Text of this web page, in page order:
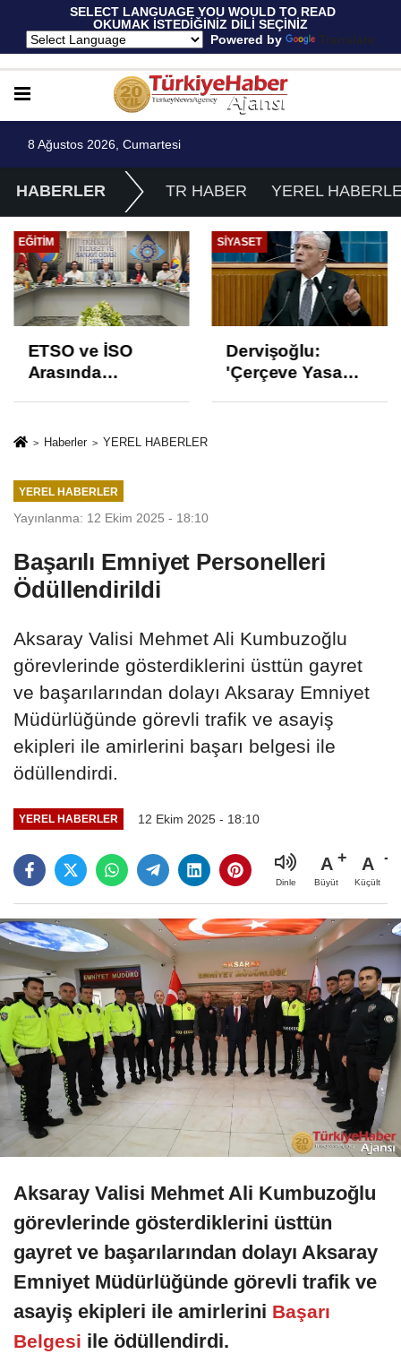
SELECT LANGUAGE YOU WOULD TO READ
OKUMAK İSTEDİĞİNİZ DİLİ SEÇİNİZ
Powered by
Translate
8 Ağustos 2026, Cumartesi
HABERLER TR HABER YEREL
EĞITIM
ETSO ve İSO
Arasında
Protokolü
SIYASET
Dervişoğlu:
'Çerçeve Yasa
Haberler YEREL HABERLER
YEREL HABERLER
Yayınlanma: 12 Ekim 2025 - 18:10
Başarılı Emniyet Personelleri
Ödüllendirildi
Aksaray Valisi Mehmet Ali Kumbuzoğlu
görevlerinde gösterdiklerini üsttün gayret
ve başarılarından dolayı Aksaray Emniyet
Müdürlüğünde görevli trafik ve asayiş
ekipleri ile amirlerini başarı belgesi ile
ödüllendirdi.
YEREL HABERLER 12 Ekim 2025 - 18:10
Dinle
A
Büyüt
A
Küçült
Aksaray Valisi Mehmet Ali Kumbuzoğlu
görevlerinde gösterdiklerini üsttün
gayret ve başarılarından dolayı Aksaray
Emniyet Müdürlüğünde görevli trafik ve
asayiş ekipleri ile amirlerini Başarı
Belgesi ile ödüllendirdi.